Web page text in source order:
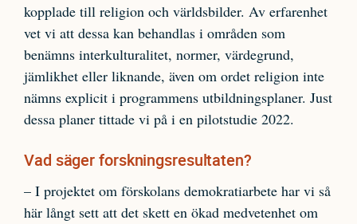
kopplade till religion och världsbilder. Av erfarenhet
vet vi att dessa kan behandlas i områden som
benämns interkulturalitet, normer, värdegrund,
jämlikhet eller liknande, även om ordet religion inte
nämns explicit i programmens utbildningsplaner. Just
dessa planer tittade vi på i en pilotstudie 2022.
Vad säger forskningsresultaten?
– I projektet om förskolans demokratiarbete har vi så
här långt sett att det skett en ökad medvetenhet om